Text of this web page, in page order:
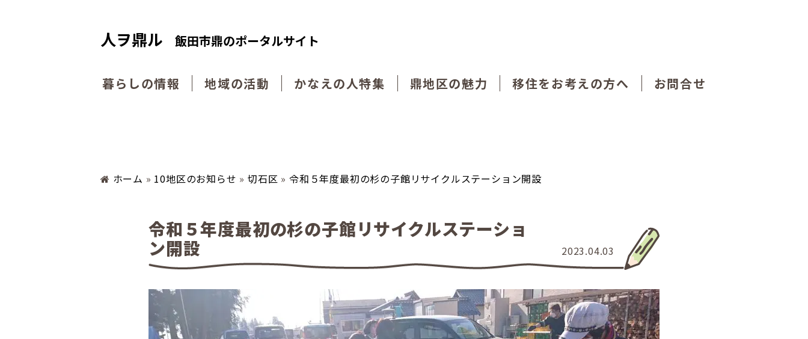
人ヲ鼎ル 飯田市鼎のポータルサイト
暮らしの情報 地域の活動 かなえの人特集 鼎地区の魅力 移住をお考えの方へ お問合せ
ホーム » 10地区のお知らせ » 切石区 » 令和５年度最初の杉の子館リサイクルステーション開設
2023.04.03
令和５年度最初の杉の子館リサイクルステーショ
ン開設